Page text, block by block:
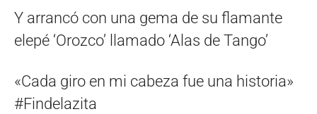
Y arrancó con una gema de su flamante
elepé ‘Orozco’ llamado ‘Alas de Tango’
«Cada giro en mi cabeza fue una historia»
#Findelazita